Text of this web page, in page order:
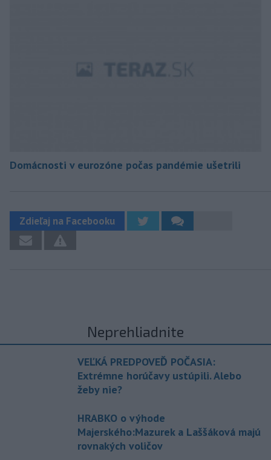
Domácnosti v eurozóne počas pandémie ušetrili
Zdieľaj na Facebooku
Neprehliadnite
VEĽKÁ PREDPOVEĎ POČASIA:
Extrémne horúčavy ustúpili. Alebo
žeby nie?
HRABKO o výhode
Majerského:Mazurek a Laššáková majú
rovnakých voličov